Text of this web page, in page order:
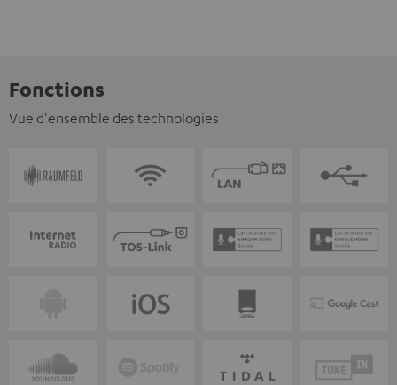
Fonctions
Vue d'ensemble des technologies